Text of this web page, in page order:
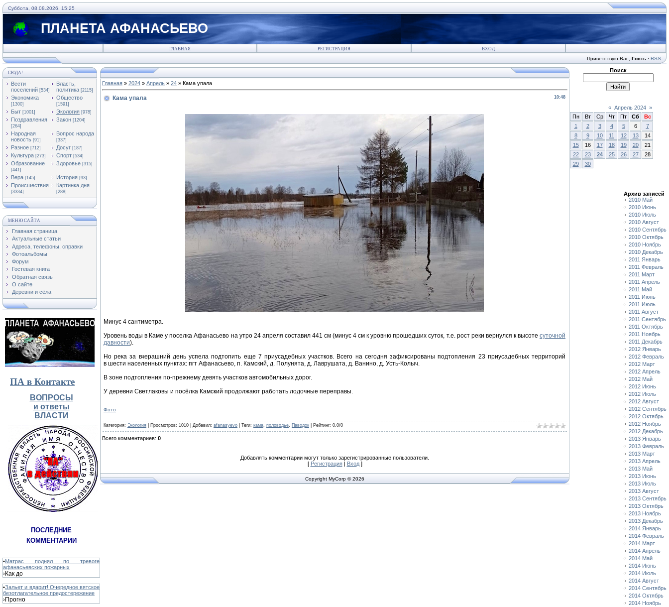
Суббота, 08.08.2026, 15:25
ПЛАНЕТА АФАНАСЬЕВО
ГЛАВНАЯ РЕГИСТРАЦИЯ ВХОД
Приветствую Вас Гость · RSS
СЮДА!
Вести
поселений [534]
Власть,
политика [2115]
Экономика
[1300]
Общество
[1591]
Быт [1001] Экология [978]
Поздравления
[264]
Закон [1204]
Народная
новость [91]
Вопрос народа
[337]
Разное [712] Досуг [187]
Культура [273] Спорт [534]
Образование
[441]
Здоровье [315]
Вера [145] История [93]
Происшествия
[3334]
Картинка дня
[288]
МЕНЮ САЙТА
Главная страница
Актуальные статьи
Адреса, телефоны, справки
Фотоальбомы
Форум
Гостевая книга
Обратная связь
О сайте
Деревни и сёла
ПА в Контакте
ВОПРОСЫ
и ответы
ВЛАСТИ
ПОСЛЕДНИЕ
КОММЕНТАРИИ
•Матрас поднял по тревоге
афанасьевских пожарных
›Как до
•Зальет и вдарит! Очередное вятское
безотлагательное предостережение
›Прогно
Главная » 2024 » Апрель » 24 » Кама упала
10:48
Кама упала
Минус 4 сантиметра.
Уровень воды в Каме у поселка Афанасьево на утро 24 апреля составил 441 см (минус 4 см к уровню прошедших суток, т.е. рост реки вернулся к высоте суточной
давности).
Но река за вчерашний день успела подтопить еще 7 приусадебных участков. Всего на сегодня зафиксированы подтопления 23 приусадебных территорий
в шести населенных пунктах: пгт Афанасьево, п. Камский, д. Полунята, д. Лаврушата, д. Ванино, д. Усть-Колыч.
В зоне подтопления по-прежнему девять участков автомобильных дорог.
У деревни Светлаковы и посёлка Камский продолжают работать лодочные переправы.
Фото
Категория: Экология Просмотров: 1010 | Добавил: afanasyevo Теги: кама, половодье, Паводок Рейтинг: 0.0/0
Всего комментариев: 0
Добавлять комментарии могут только зарегистрированные пользователи.
[ Регистрация| Вход]
Copyright MyCorp © 2026
Поиск
« Апрель 2024 »
Пн
Вт Ср Чт Пт Сб
Вс
1
2 3 4 5 6
7
8
9 10 11 12 13
14
15
16 17 18 19 20
21
22
23 24 25 26 27
28
29
30
Архив записей
2010 Май
2010 Июнь
2010 Июль
2010 Август
2010 Сентябрь
2010 Октябрь
2010 Ноябрь
2010 Декабрь
2011 Январь
2011 Февраль
2011 Март
2011 Апрель
2011 Май
2011 Июнь
2011 Июль
2011 Август
2011 Сентябрь
2011 Октябрь
2011 Ноябрь
2011 Декабрь
2012 Январь
2012 Февраль
2012 Март
2012 Апрель
2012 Май
2012 Июнь
2012 Июль
2012 Август
2012 Сентябрь
2012 Октябрь
2012 Ноябрь
2012 Декабрь
2013 Январь
2013 Февраль
2013 Март
2013 Апрель
2013 Май
2013 Июнь
2013 Июль
2013 Август
2013 Сентябрь
2013 Октябрь
2013 Ноябрь
2013 Декабрь
2014 Январь
2014 Февраль
2014 Март
2014 Апрель
2014 Май
2014 Июнь
2014 Июль
2014 Август
2014 Сентябрь
2014 Октябрь
2014 Ноябрь